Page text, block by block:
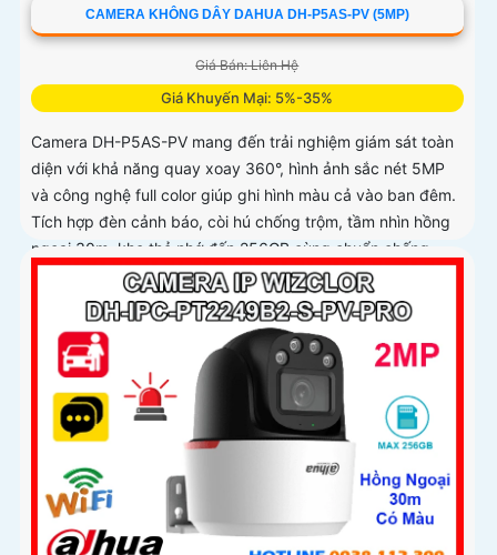
CAMERA KHÔNG DÂY DAHUA DH-P5AS-PV (5MP)
Giá Bán: Liên Hệ
Giá Khuyến Mại: 5%-35%
Camera DH-P5AS-PV mang đến trải nghiệm giám sát toàn
diện với khả năng quay xoay 360°, hình ảnh sắc nét 5MP
và công nghệ full color giúp ghi hình màu cả vào ban đêm.
Tích hợp đèn cảnh báo, còi hú chống trộm, tầm nhìn hồng
ngoại 30m, khe thẻ nhớ đến 256GB cùng chuẩn chống
nước IP66 camera hoạt động ổn định trong mọi điều kiện